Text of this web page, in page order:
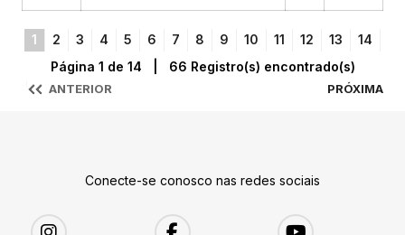
1 2 3 4 5 6 7 8 9 10 11 12 13 14
ANTERIOR
Página 1 de 14 | 66 Registro(s) encontrado(s)
PRÓXIMA
Conecte-se conosco nas redes sociais